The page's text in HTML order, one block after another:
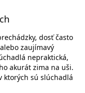
dosť často
zaujímavý
nepraktická,
akurát zima na uši.
ktorých sú slúchadlá